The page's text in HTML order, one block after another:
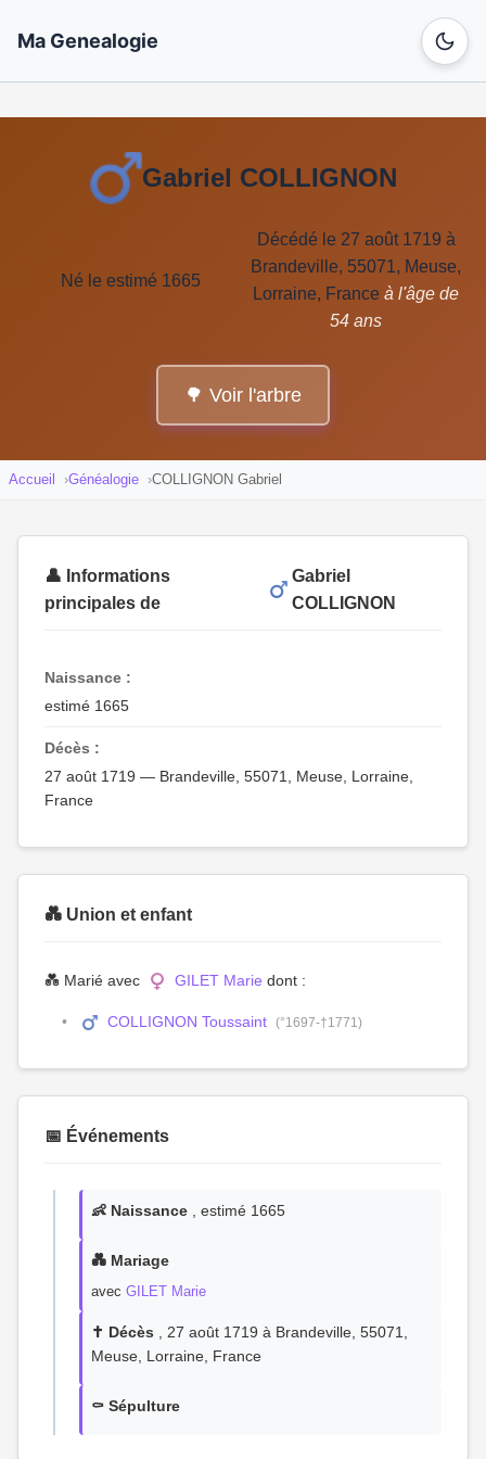
Ma Genealogie
Gabriel COLLIGNON
Né le estimé 1665
Décédé le 27 août 1719 à
Brandeville, 55071, Meuse,
Lorraine, France à l'âge de
54 ans
🌳 Voir l'arbre
Accueil Généalogie COLLIGNON Gabriel
👤 Informations
principales de
Gabriel
COLLIGNON
Naissance :
estimé 1665
Décès :
27 août 1719 — Brandeville, 55071, Meuse, Lorraine,
France
💑 Union et enfant
💑 Marié avec GILET Marie dont :
COLLIGNON Toussaint (°1697-†1771)
📅 Événements
👶 Naissance , estimé 1665
💑 Mariage
avec GILET Marie
✝️ Décès , 27 août 1719 à Brandeville, 55071,
Meuse, Lorraine, France
⚰️ Sépulture